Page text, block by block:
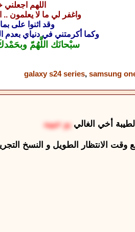
اللهم
واغفر لي ما لا يعلمون
وقد اثنوا على
وكما أكرمتني في دنياي
سبْحانَك اللَّهُمّ
galaxy s24 series, samsung
أخي الغاليبو حبيبه
الانتظار الطويل و النسخ